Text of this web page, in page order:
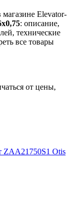
Elevator-
: описание,
технические
все товары
от цены,
ZAA21750S1 Otis